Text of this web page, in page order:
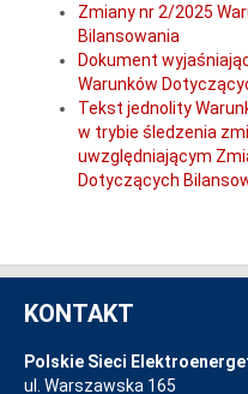
Zmiany nr 2/2025
Bilansowania
Dokument
Warunków
Tekst jednolity
w trybie śledzenia
uwzględniającym
Dotyczących
KONTAKT
Polskie Sieci
ul. Warszawska 165